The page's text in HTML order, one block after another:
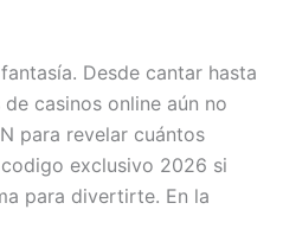
Desde cantar hasta
casinos online aún no
para revelar cuántos
exclusivo 2026 si
para divertirte. En la